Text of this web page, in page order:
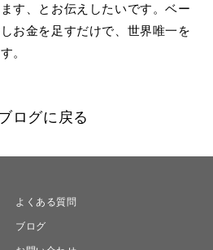
す、とお伝えしたいです。ベー
お金を足すだけで、世界唯一を
。
ログに戻る
よくある質問
ブログ